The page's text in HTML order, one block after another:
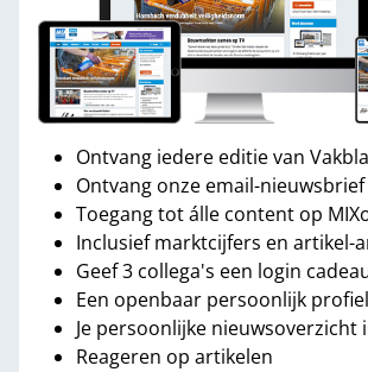
Ontvang iedere editie van
Ontvang onze email-nieuwsbrief
Toegang tot álle content op
Inclusief marktcijfers en artikel-
Geef 3 collega's een login
Een openbaar persoonlijk profiel
Je persoonlijke nieuwsoverzicht
Reageren op artikelen